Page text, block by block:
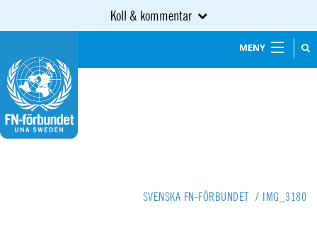
Koll & kommentar
MENY
SVENSKA FN-FÖRBUNDET / IMG_3180